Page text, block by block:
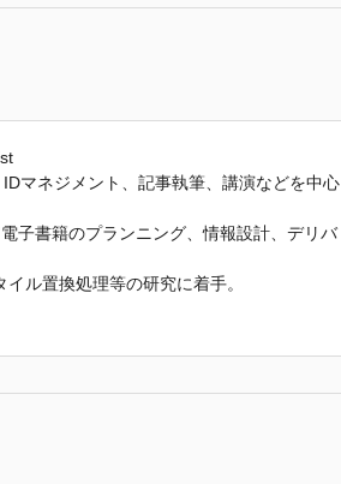
マネジメント、記事執筆、講演などを中心
子書籍のプランニング、情報設計、デリバ
ル置換処理等の研究に着手。